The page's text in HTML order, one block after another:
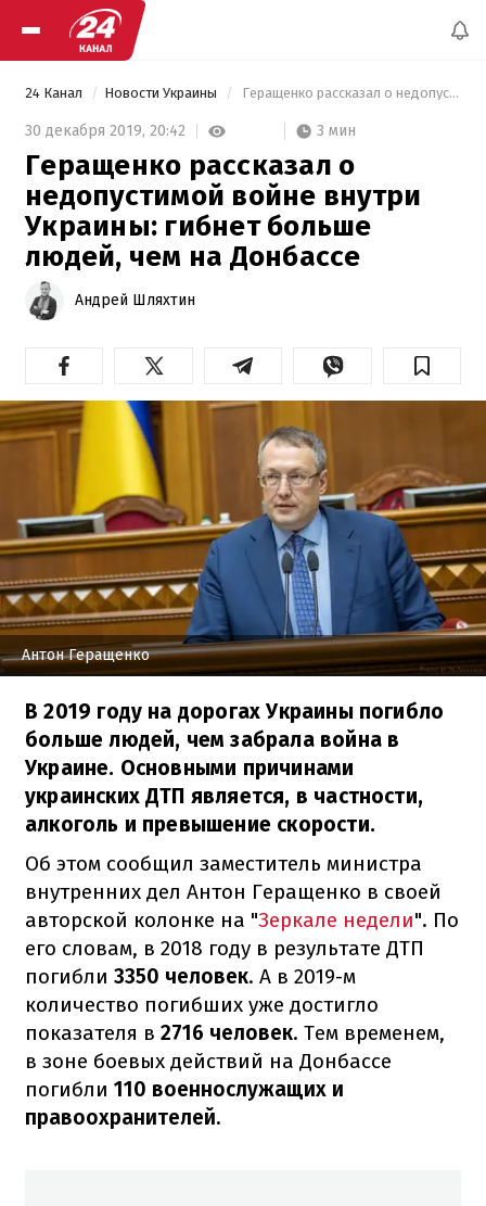
24 Канал Новости Украины Геращенко рассказал о недопустимой войне внутри Украины: гибнет больше людей, чем на Донбассе
30 декабря 2019, 20:42 3 мин
Геращенко рассказал о
недопустимой войне внутри
Украины: гибнет больше
людей, чем на Донбассе
Андрей Шляхтин
Антон Геращенко
В 2019 году на дорогах Украины погибло
больше людей, чем забрала война в
Украине. Основными причинами
украинских ДТП является, в частности,
алкоголь и превышение скорости.
Об этом сообщил заместитель министра
внутренних дел Антон Геращенко в своей
авторской колонке на "Зеркале недели". По
его словам, в 2018 году в результате ДТП
погибли 3350 человек. А в 2019-м
количество погибших уже достигло
показателя в 2716 человек. Тем временем,
в зоне боевых действий на Донбассе
погибли 110 военнослужащих и
правоохранителей.